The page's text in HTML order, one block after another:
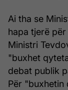
Ai tha se
hapa tjerë
Ministri
"buxhet
debat publik
Për